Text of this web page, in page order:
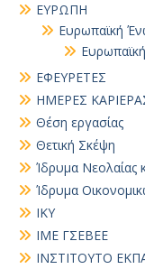
ΕΥΡΩΠΗ
Ευρωπαϊκή
ΕΦΕΥΡΕΤΕΣ
ΗΜΕΡΕΣ
Θέση εργασίας
Θετική Σκέψη
Ίδρυμα Νεολαίας
Ίδρυμα
ΙΚΥ
ΙΜΕ ΓΣΕΒΕΕ
ΙΝΣΤΙΤΟΥΤΟ